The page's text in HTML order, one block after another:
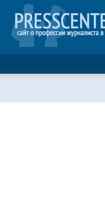
Журналистика
Казахстане